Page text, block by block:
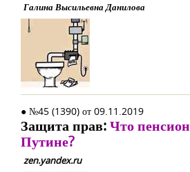
Галина Высильевна Данилова
● №45 (1390) от 09.11.2019
Защита прав:Что
Путине?
zen.yandex.ru